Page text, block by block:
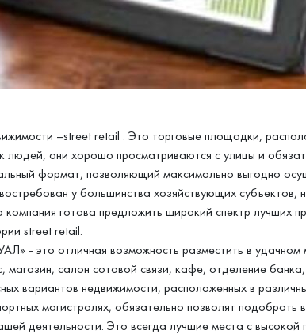
–street retail . Это торговые площадки,
людей, они хорошо просматриваются с улицы и
формат, позволяющий максимально выгодно
у большинства хозяйствующих субъектов,
готова предложить широкий спектр лучших
street retail.
- это отличная возможность разместить в
магазин, салон сотовой связи, кафе, отделение
вариантов недвижимости, расположенных в
магистралях, обязательно позволят подобрать
деятельности. Это всегда лучшие места с высокой